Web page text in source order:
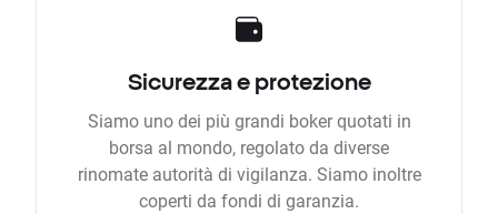
Sicurezza e protezione
Siamo uno dei più grandi boker quotati in
borsa al mondo, regolato da diverse
rinomate autorità di vigilanza. Siamo inoltre
coperti da fondi di garanzia.